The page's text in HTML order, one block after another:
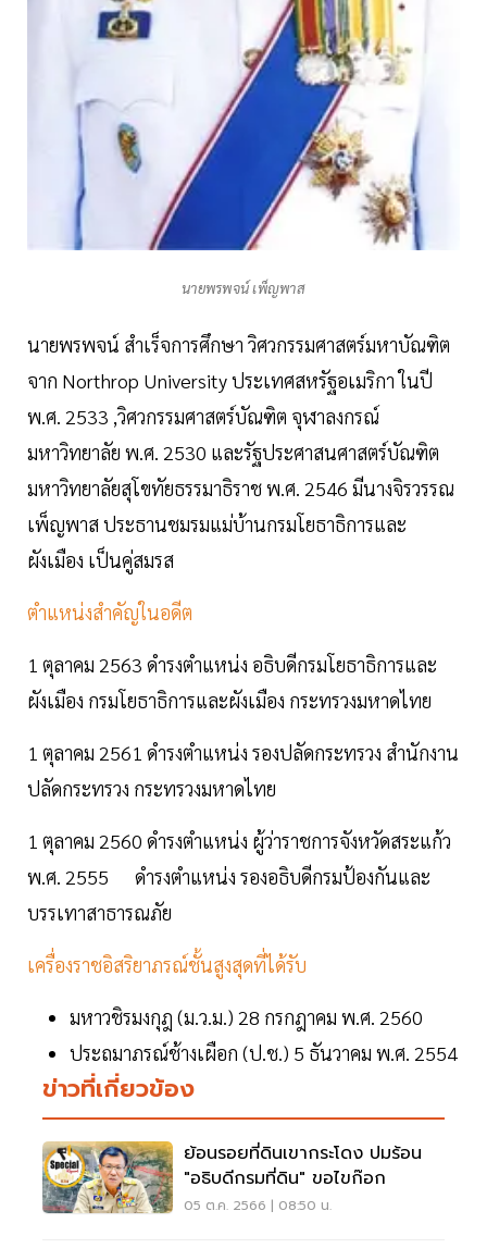
นายพรพจน์ เพ็ญพาส
นายพรพจน์ สำเร็จการศึกษา วิศวกรรมศาสตร์มหาบัณฑิต
จาก Northrop University ประเทศสหรัฐอเมริกา ในปี
พ.ศ. 2533 ,วิศวกรรมศาสตร์บัณฑิต จุฬาลงกรณ์
มหาวิทยาลัย พ.ศ. 2530 และรัฐประศาสนศาสตร์บัณฑิต
มหาวิทยาลัยสุโขทัยธรรมาธิราช พ.ศ. 2546 มีนางจิรวรรณ
เพ็ญพาส ประธานชมรมแม่บ้านกรมโยธาธิการและ
ผังเมือง เป็นคู่สมรส
ตำแหน่งสำคัญในอดีต
1 ตุลาคม 2563 ดำรงตำแหน่ง อธิบดีกรมโยธาธิการและ
ผังเมือง กรมโยธาธิการและผังเมือง กระทรวงมหาดไทย
1 ตุลาคม 2561 ดำรงตำแหน่ง รองปลัดกระทรวง สำนักงาน
ปลัดกระทรวง กระทรวงมหาดไทย
1 ตุลาคม 2560 ดำรงตำแหน่ง ผู้ว่าราชการจังหวัดสระแก้ว
พ.ศ. 2555 ดำรงตำแหน่ง รองอธิบดีกรมป้องกันและ
บรรเทาสาธารณภัย
เครื่องราชอิสริยาภรณ์ชั้นสูงสุดที่ได้รับ
มหาวชิรมงกุฎ (ม.ว.ม.) 28 กรกฎาคม พ.ศ. 2560
ประถมาภรณ์ช้างเผือก (ป.ช.) 5 ธันวาคม พ.ศ. 2554
ข่าวที่เกี่ยวข้อง
ย้อนรอยที่ดินเขากระโดง ปมร้อน
"อธิบดีกรมที่ดิน" ขอไขก๊อก
05 ต.ค. 2566 | 08:50 น.